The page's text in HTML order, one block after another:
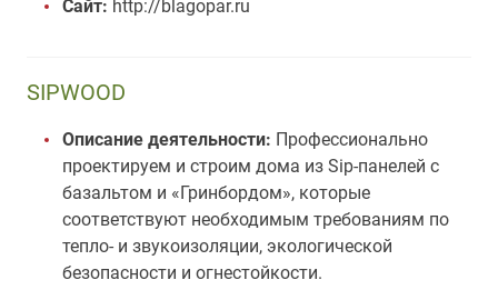
Сайт: http://blagopar.ru
SIPWOOD
Описание деятельности: Профессионально
проектируем и строим дома из Sip-панелей с
базальтом и «Гринбордом», которые
соответствуют необходимым требованиям по
тепло- и звукоизоляции, экологической
безопасности и огнестойкости.